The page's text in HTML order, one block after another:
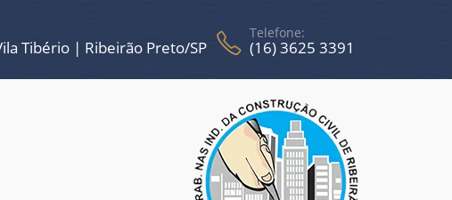
Tibério | Ribeirão Preto/SP
Telefone:
(16) 3625 3391